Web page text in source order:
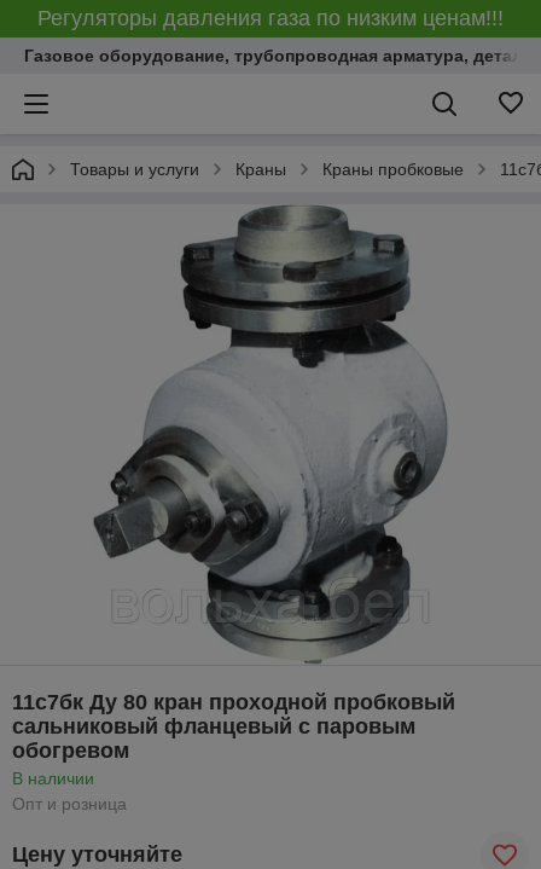
Регуляторы давления газа по низким ценам!!!
Газовое оборудование, трубопроводная арматура,
Товары и услуги Краны Краны пробковые
11с7бк Ду 80 кран проходной пробковый
сальниковый фланцевый с паровым
обогревом
В наличии
Опт и розница
Цену уточняйте